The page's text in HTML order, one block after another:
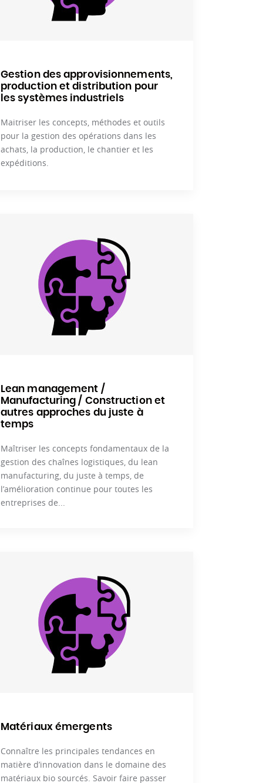
Gestion des approvisionnements,
production et distribution pour
les systèmes industriels
Maitriser les concepts, méthodes et outils
pour la gestion des opérations dans les
achats, la production, le chantier et les
expéditions.
Lean management /
Manufacturing / Construction et
autres approches du juste à
temps
Maîtriser les concepts fondamentaux de la
gestion des chaînes logistiques, du lean
manufacturing, du juste à temps, de
l’amélioration continue pour toutes les
entreprises de...
Matériaux émergents
Connaître les principales tendances en
matière d’innovation dans le domaine des
matériaux bio sourcés. Savoir faire passer